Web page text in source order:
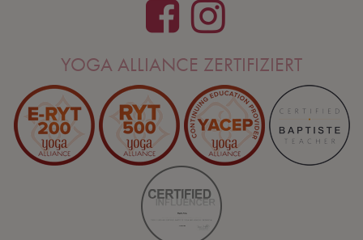
YOGA ALLIANCE ZERTIFIZIERT